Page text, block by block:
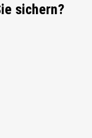
sichern?